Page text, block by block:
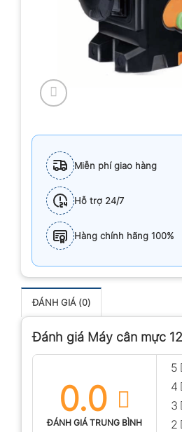
Miễn phí giao hàng
Hỗ trợ 24/7
Hàng chính hãng 100%
ĐÁNH GIÁ (0)
Đánh giá Máy cân mực
0.0
ĐÁNH GIÁ TRUNG BÌNH
5
4
3
2